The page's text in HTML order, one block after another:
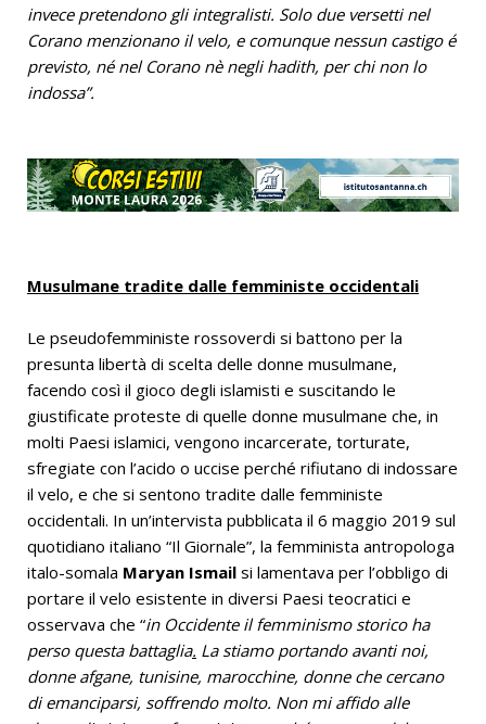
invece pretendono gli integralisti. Solo due versetti nel
Corano menzionano il velo, e comunque nessun castigo é
previsto, né nel Corano nè negli hadith, per chi non lo
indossa”.
Musulmane tradite dalle femministe occidentali
Le pseudofemministe rossoverdi si battono per la
presunta libertà di scelta delle donne musulmane,
facendo così il gioco degli islamisti e suscitando le
giustificate proteste di quelle donne musulmane che, in
molti Paesi islamici, vengono incarcerate, torturate,
sfregiate con l’acido o uccise perché rifiutano di indossare
il velo, e che si sentono tradite dalle femministe
occidentali. In un’intervista pubblicata il 6 maggio 2019 sul
quotidiano italiano “Il Giornale”, la femminista antropologa
italo-somala Maryan Ismail si lamentava per l’obbligo di
portare il velo esistente in diversi Paesi teocratici e
osservava che “in Occidente il femminismo storico ha
perso questa battaglia. La stiamo portando avanti noi,
donne afgane, tunisine, marocchine, donne che cercano
di emanciparsi, soffrendo molto. Non mi affido alle